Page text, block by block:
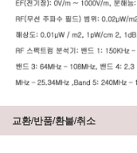
교환/반품/환불/취소